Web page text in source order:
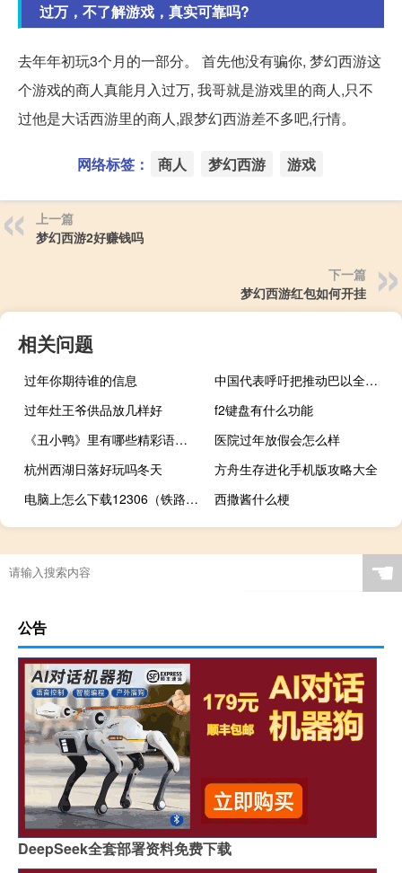
过万，不了解游戏，真实可靠吗?
去年年初玩3个月的一部分。 首先他没有骗你, 梦幻西游这
个游戏的商人真能月入过万, 我哥就是游戏里的商人,只不
过他是大话西游里的商人,跟梦幻西游差不多吧,行情。
网络标签： 商人 梦幻西游 游戏
上一篇
梦幻西游2好赚钱吗
下一篇
梦幻西游红包如何开挂
相关问题
过年你期待谁的信息
中国代表呼吁把推动巴以全面停火作为压倒一切的优先目标
过年灶王爷供品放几样好
f2键盘有什么功能
《丑小鸭》里有哪些精彩语句？
医院过年放假会怎么样
杭州西湖日落好玩吗冬天
方舟生存进化手机版攻略大全
电脑上怎么下载12306（铁路12306电脑版怎样下载）
西撒酱什么梗
☚
公告
DeepSeek全套部署资料免费下载